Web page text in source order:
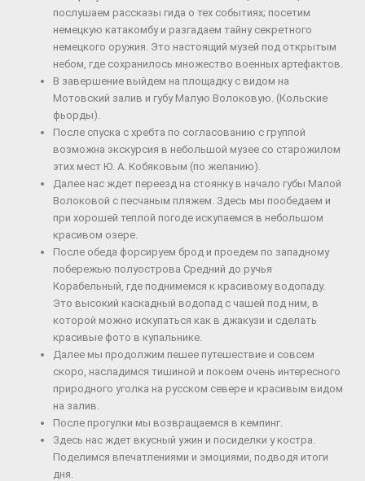
послушаем рассказы гида о тех событиях; посетим
немецкую катакомбу и разгадаем тайну секретного
немецкого оружия. Это настоящий музей под открытым
небом, где сохранилось множество военных артефактов.
В завершение выйдем на площадку с видом на
Мотовский залив и губу Малую Волоковую. (Кольские
фьорды).
После спуска с хребта по согласованию с группой
возможна экскурсия в небольшой музее со старожилом
этих мест Ю. А. Кобяковым (по желанию).
Далее нас ждет переезд на стоянку в начало губы Малой
Волоковой с песчаным пляжем. Здесь мы пообедаем и
при хорошей теплой погоде искупаемся в небольшом
красивом озере.
После обеда форсируем брод и проедем по западному
побережью полуострова Средний до ручья
Корабельный, где поднимемся к красивому водопаду.
Это высокий каскадный водопад с чашей под ним, в
которой можно искупаться как в джакузи и сделать
красивые фото в купальнике.
Далее мы продолжим пешее путешествие и совсем
скоро, насладимся тишиной и покоем очень интересного
природного уголка на русском севере и красивым видом
на залив.
После прогулки мы возвращаемся в кемпинг.
Здесь нас ждет вкусный ужин и посиделки у костра.
Поделимся впечатлениями и эмоциями, подводя итоги
дня.